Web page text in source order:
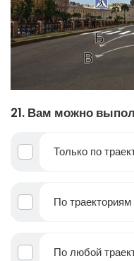
21. Вам можно
Только по
По
По любой